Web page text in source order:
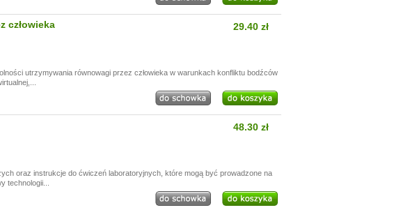
człowieka
29.40 zł
utrzymywania równowagi przez człowieka w warunkach konfliktu bodźców
48.30 zł
oraz instrukcje do ćwiczeń laboratoryjnych, które mogą być prowadzone na
technologii...